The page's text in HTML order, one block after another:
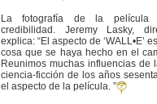
La fotografía de la película
credibilidad. Jeremy Lasky,
explica: “El aspecto de ‘WALL•E’
cosa que se haya hecho en el
Reunimos muchas influencias de
ciencia-ficción de los años
el aspecto de la película. ”